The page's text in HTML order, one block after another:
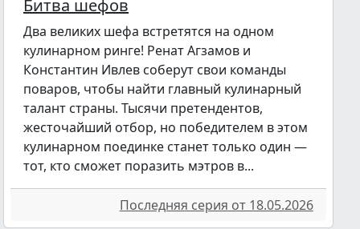
Битва шефов
Два великих шефа встретятся на одном
кулинарном ринге! Ренат Агзамов и
Константин Ивлев соберут свои команды
поваров, чтобы найти главный кулинарный
талант страны. Тысячи претендентов,
жесточайший отбор, но победителем в этом
кулинарном поединке станет только один —
тот, кто сможет поразить мэтров в...
Последняя серия от 18.05.2026